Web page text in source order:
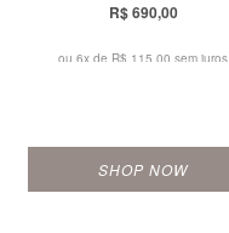
R$ 690,00
ou 6x de R$ 115,00 sem juros
SHOP NOW